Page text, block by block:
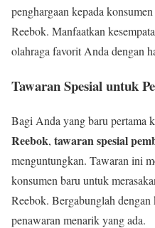
penghargaan kepada
Reebok. Manfaatkan
olahraga favorit Anda dengan
Tawaran Spesial untuk
Bagi Anda yang baru pertama
Reebok, tawaran spesial
menguntungkan. Tawaran ini
konsumen baru untuk
Reebok. Bergabunglah
penawaran menarik yang ada.